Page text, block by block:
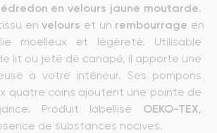
édredon en velours jaune moutarde.
en velours et un rembourrage en
moelleux et légèreté. Utilisable
lit ou jeté de canapé, il apporte une
à votre intérieur. Ses pompons
quatre coins ajoutent une pointe de
Produit labellisé OEKO-TEX,
de substances nocives.